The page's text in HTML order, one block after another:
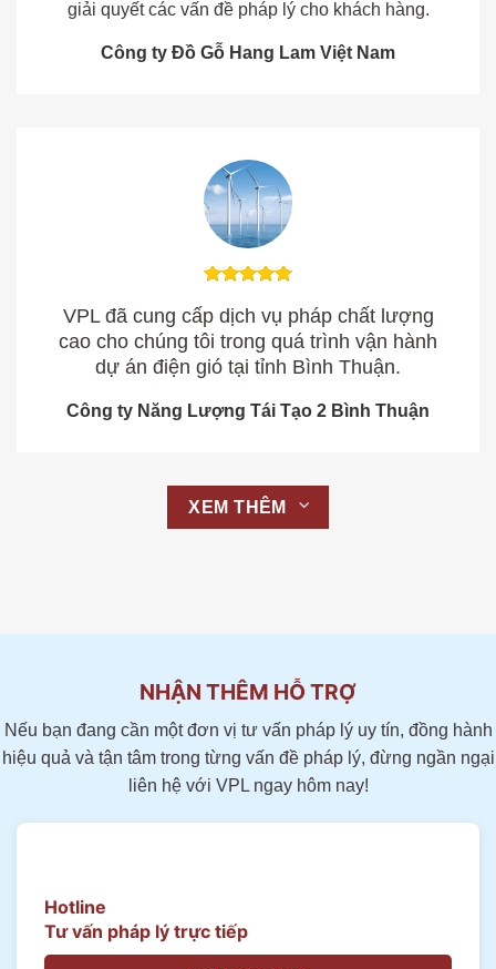
giải quyết các vấn đề pháp lý cho khách hàng.
Công ty Đồ Gỗ Hang Lam Việt Nam
VPL đã cung cấp dịch vụ pháp chất lượng
cao cho chúng tôi trong quá trình vận hành
dự án điện gió tại tỉnh Bình Thuận.
Công ty Năng Lượng Tái Tạo 2 Bình Thuận
XEM THÊM
NHẬN THÊM HỖ TRỢ
Nếu bạn đang cần một đơn vị tư vấn pháp lý uy tín, đồng hành
hiệu quả và tận tâm trong từng vấn đề pháp lý, đừng ngần ngại
liên hệ với VPL ngay hôm nay!
Hotline
Tư vấn pháp lý trực tiếp